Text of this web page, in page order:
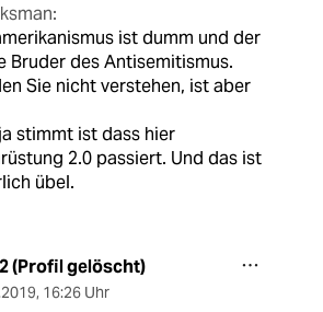
ist dumm und der
Bruder des Antisemitismus.
Sie nicht verstehen, ist aber
stimmt ist dass hier
2.0 passiert. Und das ist
übel.
(Profil gelöscht)
, 16:26 Uhr